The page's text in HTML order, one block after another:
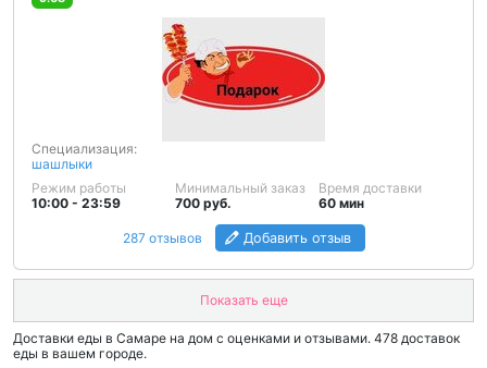
Специализация:
шашлыки
Режим работы
10:00 - 23:59
Минимальный заказ
700 руб.
Время доставки
60 мин
287 отзывов Добавить отзыв
Показать еще
Доставки еды в Самаре на дом c оценками и отзывами. 478 доставок
еды в вашем городе.